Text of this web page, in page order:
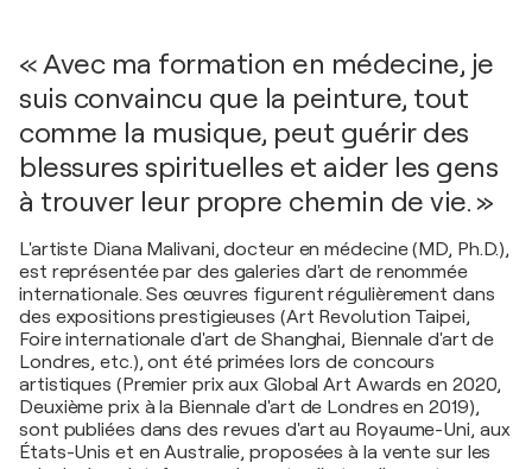
« Avec ma formation en médecine, je
suis convaincu que la peinture, tout
comme la musique, peut guérir des
blessures spirituelles et aider les gens
à trouver leur propre chemin de vie. »
L'artiste Diana Malivani, docteur en médecine (MD, Ph.D.),
est représentée par des galeries d'art de renommée
internationale. Ses œuvres figurent régulièrement dans
des expositions prestigieuses (Art Revolution Taipei,
Foire internationale d'art de Shanghai, Biennale d'art de
Londres, etc.), ont été primées lors de concours
artistiques (Premier prix aux Global Art Awards en 2020,
Deuxième prix à la Biennale d'art de Londres en 2019),
sont publiées dans des revues d'art au Royaume-Uni, aux
États-Unis et en Australie, proposées à la vente sur les